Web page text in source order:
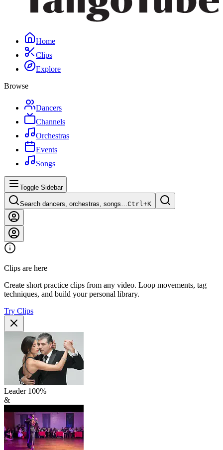
Home
Clips
Explore
Browse
Dancers
Channels
Orchestras
Events
Songs
Toggle Sidebar
Search dancers, orchestras, songs…Ctrl+K
Clips are here
Create short practice clips from any video. Loop movements, tag
techniques, and build your personal library.
Try Clips
Leader 100%
&